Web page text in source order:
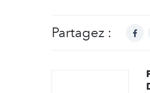
Partagez :